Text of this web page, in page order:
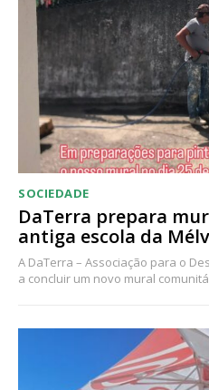
SOCIEDADE
DaTerra prepara
antiga escola da
A DaTerra – Associação para o
a concluir um novo mural